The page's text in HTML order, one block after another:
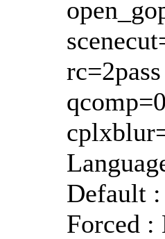
Default :
Forced :